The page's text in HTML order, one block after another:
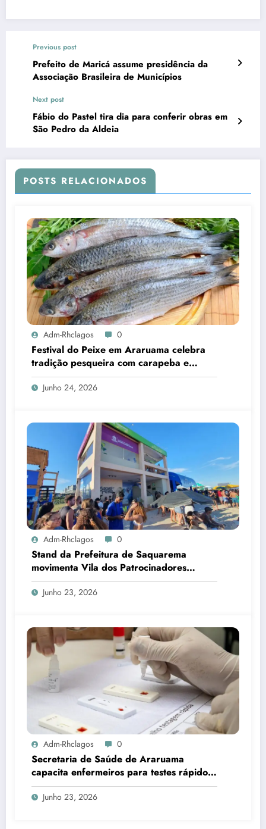
Previous post
Prefeito de Maricá assume presidência da
Associação Brasileira de Municípios
Next post
Fábio do Pastel tira dia para conferir obras em
São Pedro da Aldeia
POSTS RELACIONADOS
Adm-Rhclagos 0
Festival do Peixe em Araruama celebra
tradição pesqueira com carapeba e
tainha
Junho 24, 2026
Adm-Rhclagos 0
Stand da Prefeitura de Saquarema
movimenta Vila dos Patrocinadores
durante Mundial de Surfe
Junho 23, 2026
Adm-Rhclagos 0
Secretaria de Saúde de Araruama
capacita enfermeiros para testes rápidos
de HIV, sífilis e hepatites
Junho 23, 2026